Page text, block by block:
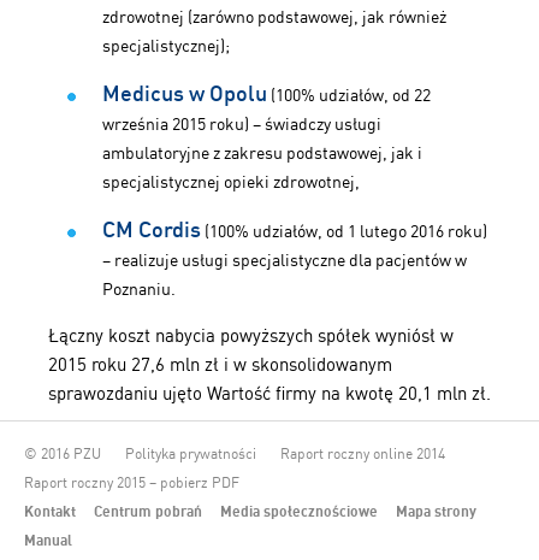
zdrowotnej (zarówno podstawowej, jak również
specjalistycznej);
Medicus w Opolu (100% udziałów, od 22
września 2015 roku) – świadczy usługi
ambulatoryjne z zakresu podstawowej, jak i
specjalistycznej opieki zdrowotnej,
CM Cordis (100% udziałów, od 1 lutego 2016 roku)
– realizuje usługi specjalistyczne dla pacjentów w
Poznaniu.
Łączny koszt nabycia powyższych spółek wyniósł w
2015 roku 27,6 mln zł i w skonsolidowanym
sprawozdaniu ujęto Wartość firmy na kwotę 20,1 mln zł.
© 2016 PZU Polityka prywatności
Raport roczny online 2014
Raport roczny 2015 – pobierz PDF
Kontakt
Centrum pobrań Media społecznościowe
Mapa strony
Manual